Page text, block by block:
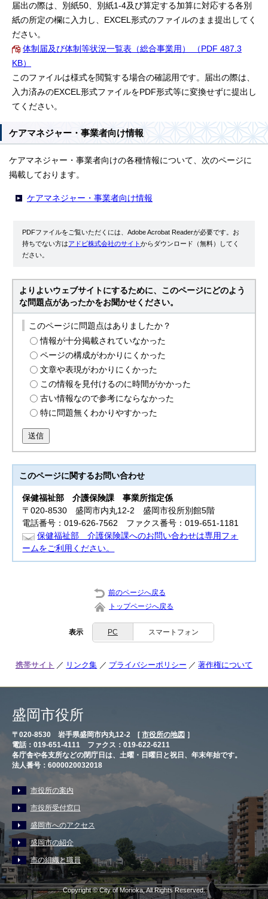
届出の際は、別紙50、別紙1-4及び算定する加算に対応する各別
紙の所定の欄に入力し、EXCEL形式のファイルのまま提出してく
ださい。
体制届及び体制等状況一覧表（総合事業用） （PDF 487.3
KB）
このファイルは様式を閲覧する場合の確認用です。届出の際は、
入力済みのEXCEL形式ファイルをPDF形式等に変換せずに提出し
てください。
ケアマネジャー・事業者向け情報
ケアマネジャー・事業者向けの各種情報について、次のページに
掲載しております。
ケアマネジャー・事業者向け情報
PDFファイルをご覧いただくには、Adobe Acrobat Readerが必要です。お
持ちでない方はアドビ株式会社のサイトからダウンロード（無料）してく
ださい。
よりよいウェブサイトにするために、このページにどのよう
な問題点があったかをお聞かせください。
このページに問題点はありましたか？
情報が十分掲載されていなかった
ページの構成がわかりにくかった
文章や表現がわかりにくかった
この情報を見付けるのに時間がかかった
古い情報なので参考にならなかった
特に問題無くわかりやすかった
送信
このページに関するお問い合わせ
保健福祉部介護保険課 事業所指定係
〒020-8530 盛岡市内丸12-2 盛岡市役所別館5階
電話番号：019-626-7562 ファクス番号：019-651-1181
保健福祉部 介護保険課へのお問い合わせは専用フォ
ームをご利用ください。
前のページへ戻る
トップページへ戻る
表示 PC スマートフォン
携帯サイト リンク集 プライバシーポリシー 著作権について
盛岡市役所
〒020-8530 岩手県盛岡市内丸12-2 [ 市役所の地図 ］
電話：019-651-4111 ファクス：019-622-6211
各庁舎や各支所などの閉庁日は、土曜・日曜日と祝日、年末年始です。
法人番号：6000020032018
市役所の案内
市役所受付窓口
盛岡市へのアクセス
盛岡市の紹介
市の組織と職員
Copyright © City of Morioka, All Rights Reserved.